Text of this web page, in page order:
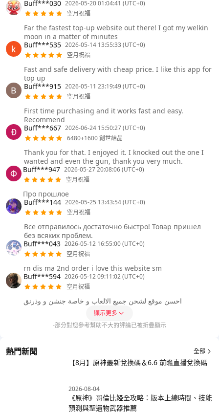
Buff***030 2026-05-20 01:04:41 (UTC+0)
空月祝福
Far the fastest top-up website out there! I got my welkin
moon in a matter of minutes
Buff***535 2026-05-14 13:55:33 (UTC+0)
空月祝福
Fast and safe delivery with cheap price. I like this app for
top up
Buff***915 2026-05-11 23:19:49 (UTC+0)
空月祝福
First time purchasing and it works fast and easy.
Recommend
Buff***667 2026-06-24 15:50:27 (UTC+0)
6480+1600 創世結晶
Thank you for that. I enjoyed it. I knocked out the one I
wanted and even the gun, thank you very much.
Buff***947 2026-05-27 20:08:06 (UTC+0)
空月祝福
Про прошлое
Buff***144 2026-05-25 13:43:54 (UTC+0)
空月祝福
Все отправилось достаточно быстро! Товар пришел
без всяких проблем.
Buff***043 2026-05-12 16:55:00 (UTC+0)
空月祝福
rn dis ma 2nd order i love this website sm
Buff***594 2026-05-12 09:11:02 (UTC+0)
空月祝福
احسن موقع لشحن جميع الالعاب و خاصة جنشن و وذرنق
顯示更多
-部分對您參考幫助不大的評論已被折疊顯示
熱門新聞 全部
【8月】原神最新兌換碼＆6.6 前瞻直播兌換碼
2026-08-04
《原神》哥倫比婭全攻略：版本上線時間、技能
預測與聖遺物武器推薦